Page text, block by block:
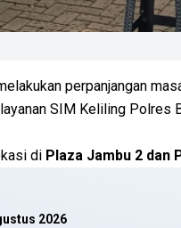
perpanjangan
SIM Keliling Polres
di Plaza Jambu 2 dan
2026